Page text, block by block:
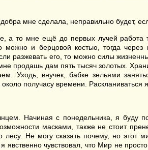
мне сделала, неправильно будет,
а то мне ещё до первых лучей работа
можно и берцовой костью, тогда
разжевать его, то можно силы
продашь дам пять тысяч золотых.
Уходь, внучек, бабке зельями
получасу времени.
Начиная с понедельника, я
масками, также не стоит
Не могу сказать почему, но этот
чувствовал, что Мир не